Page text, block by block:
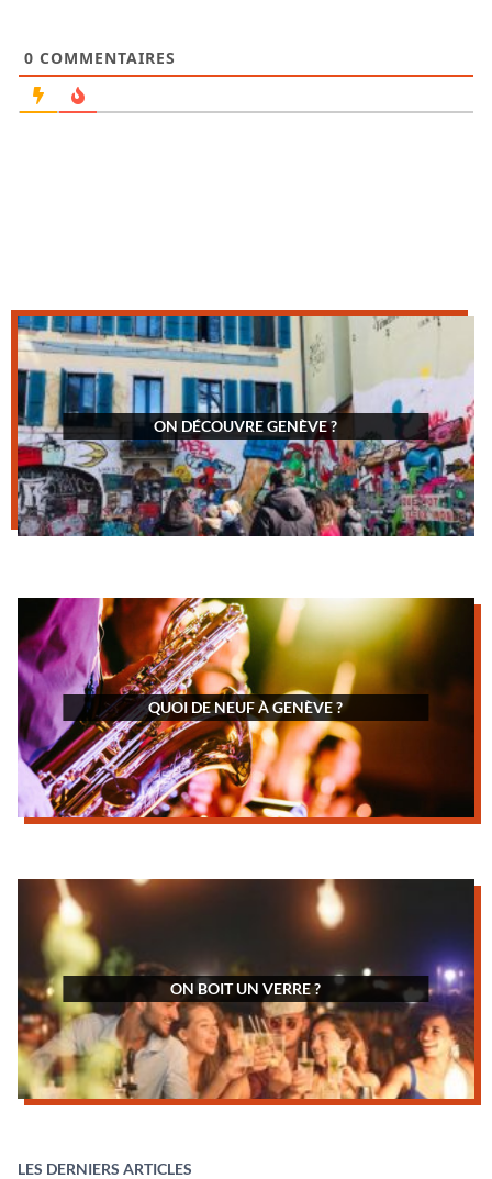
0 COMMENTAIRES
ON DÉCOUVRE GENÈVE ?
QUOI DE NEUF À GENÈVE ?
ON BOIT UN VERRE ?
LES DERNIERS ARTICLES